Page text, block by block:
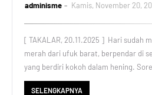
adminisme Kamis, November 20,
[ TAKALAR, 20.11.2025 ] Hari sudah
merah dari ufuk barat, berpendar di
yang berdiri kokoh dalam hening.
SELENGKAPNYA